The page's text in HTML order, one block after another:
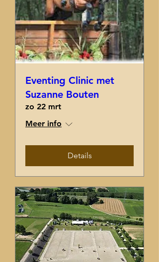
Eventing Clinic met
Suzanne Bouten
zo 22 mrt
Meer info
Details